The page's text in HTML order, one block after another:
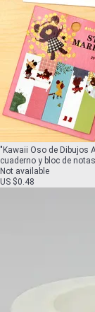
" Kawaii Oso de Dibujos
cuaderno y bloc de
Not available
US $0.48